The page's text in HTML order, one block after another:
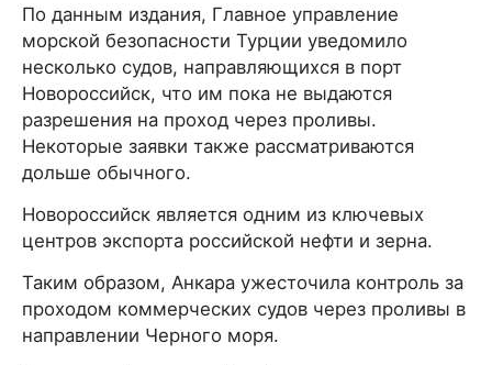
По данным издания, Главное управление
морской безопасности Турции уведомило
несколько судов, направляющихся в порт
Новороссийск, что им пока не выдаются
разрешения на проход через проливы.
Некоторые заявки также рассматриваются
дольше обычного.
Новороссийск является одним из ключевых
центров экспорта российской нефти и зерна.
Таким образом, Анкара ужесточила контроль за
проходом коммерческих судов через проливы в
направлении Черного моря.